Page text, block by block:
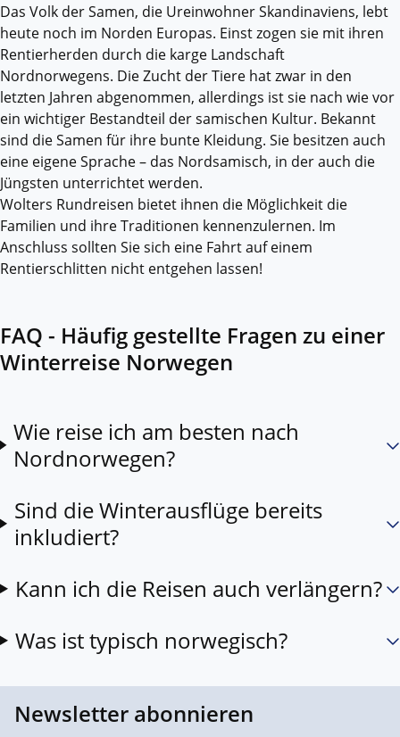
Das Volk der Samen, die Ureinwohner Skandinaviens, lebt
heute noch im Norden Europas. Einst zogen sie mit ihren
Rentierherden durch die karge Landschaft
Nordnorwegens. Die Zucht der Tiere hat zwar in den
letzten Jahren abgenommen, allerdings ist sie nach wie vor
ein wichtiger Bestandteil der samischen Kultur. Bekannt
sind die Samen für ihre bunte Kleidung. Sie besitzen auch
eine eigene Sprache – das Nordsamisch, in der auch die
Jüngsten unterrichtet werden.
Wolters Rundreisen bietet ihnen die Möglichkeit die
Familien und ihre Traditionen kennenzulernen. Im
Anschluss sollten Sie sich eine Fahrt auf einem
Rentierschlitten nicht entgehen lassen!
FAQ - Häufig gestellte Fragen zu einer
Winterreise Norwegen
Wie reise ich am besten nach
Nordnorwegen?
Sind die Winterausflüge bereits
inkludiert?
Kann ich die Reisen auch verlängern?
Was ist typisch norwegisch?
Newsletter abonnieren